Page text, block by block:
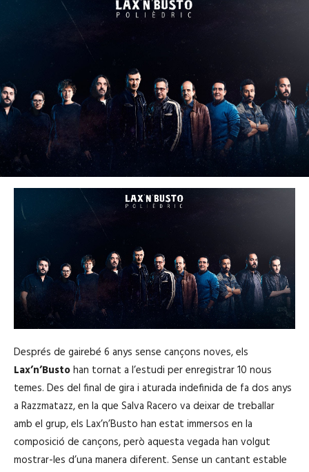
Després de gairebé 6 anys sense cançons noves, els
Lax’n’Bustohan tornat a l’estudi per enregistrar 10 nous
temes. Des del final de gira i aturada indefinida de fa dos anys
a Razzmatazz, en la que Salva Racero va deixar de treballar
amb el grup, els Lax’n’Busto han estat immersos en la
composició de cançons, però aquesta vegada han volgut
mostrar-les d’una manera diferent. Sense un cantant estable